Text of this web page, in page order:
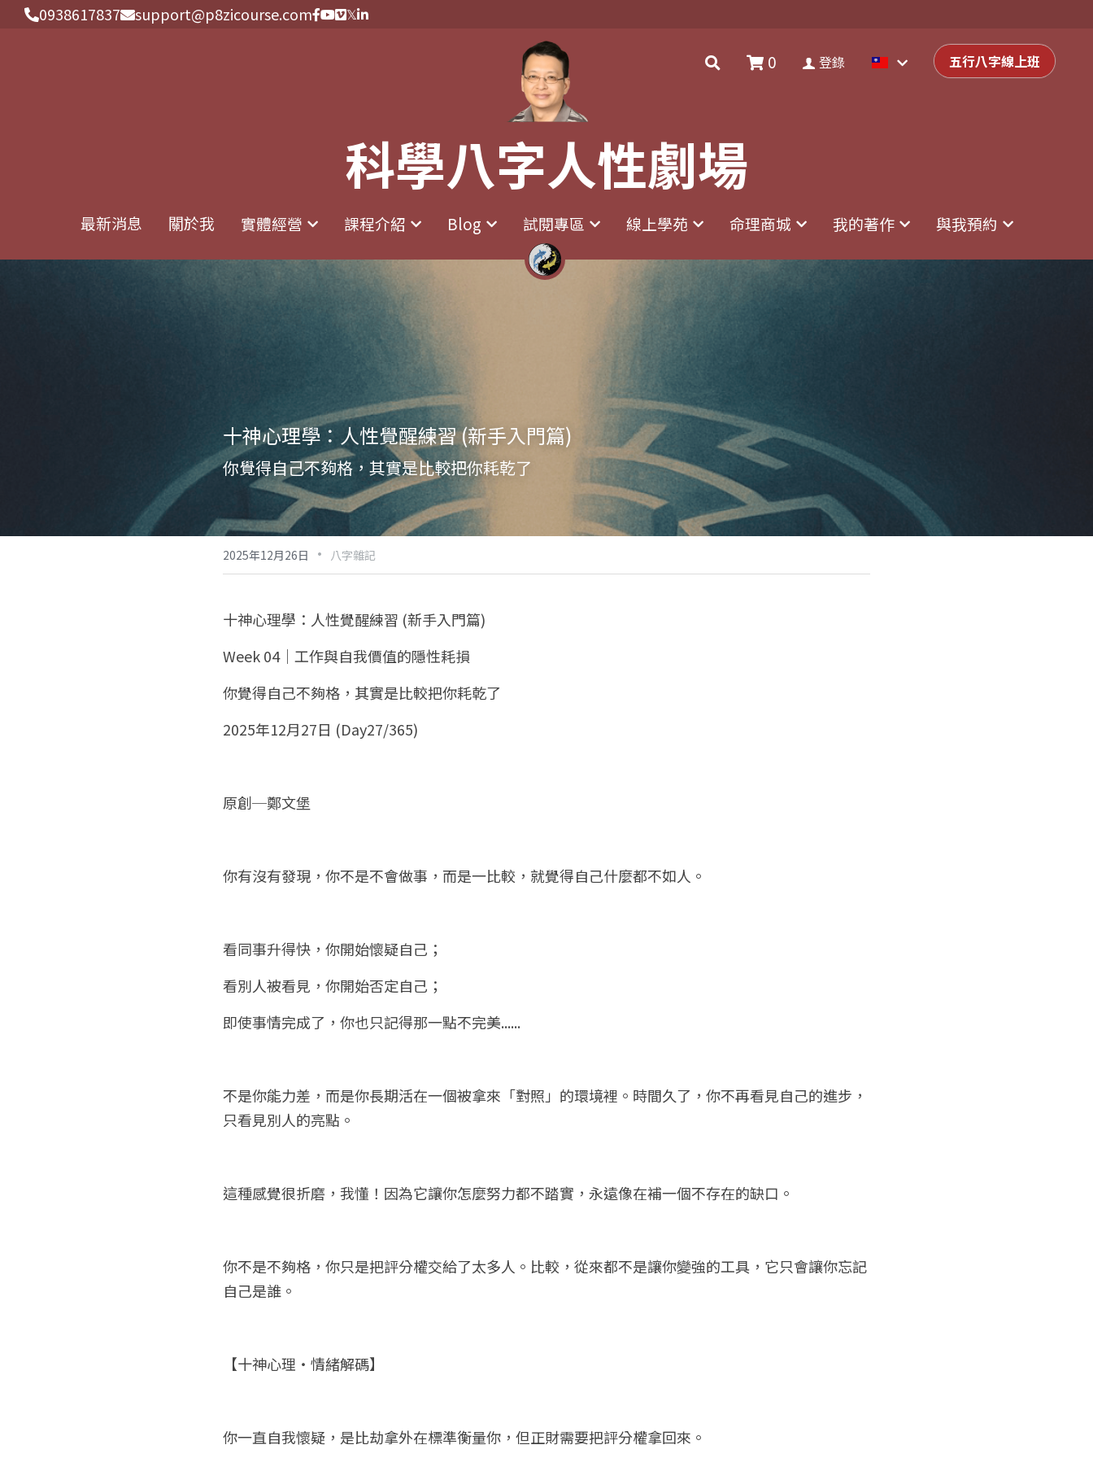
0938617837 support@p8zicourse.com
科學八字人性劇場
最新消息 關於我 實體經營 課程介紹 Blog 試閱專區 線上學苑 命理商城 我的著作 與我預約
0 登錄 五行八字線上班
0938617837 support@p8zicourse.com
科學八字人性劇場
最新消息 關於我 實體經營 課程介紹 Blog 試閱專區 線上學苑 命理商城 我的著作 與我預約
0 登錄 五行八字線上班
十神心理學：人性覺醒練習 (新手入門篇)
你覺得自己不夠格，其實是比較把你耗乾了
2025年12月26日 · 八字雜記
十神心理學：人性覺醒練習 (新手入門篇)
Week 04｜工作與自我價值的隱性耗損
你覺得自己不夠格，其實是比較把你耗乾了
2025年12月27日 (Day27/365)
原創─鄭文堡
你有沒有發現，你不是不會做事，而是一比較，就覺得自己什麼都不如人。
看同事升得快，你開始懷疑自己；
看別人被看見，你開始否定自己；
即使事情完成了，你也只記得那一點不完美......
不是你能力差，而是你長期活在一個被拿來「對照」的環境裡。時間久了，你不再看見自己的進步，
只看見別人的亮點。
這種感覺很折磨，我懂！因為它讓你怎麼努力都不踏實，永遠像在補一個不存在的缺口。
你不是不夠格，你只是把評分權交給了太多人。比較，從來都不是讓你變強的工具，它只會讓你忘記
自己是誰。
【十神心理・情緒解碼】
你一直自我懷疑，是比劫拿外在標準衡量你，但正財需要把評分權拿回來。